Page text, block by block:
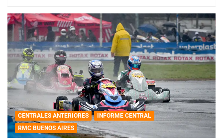
CENTRALES ANTERIORES
INFORME CENTRAL
RMC BUENOS AIRES